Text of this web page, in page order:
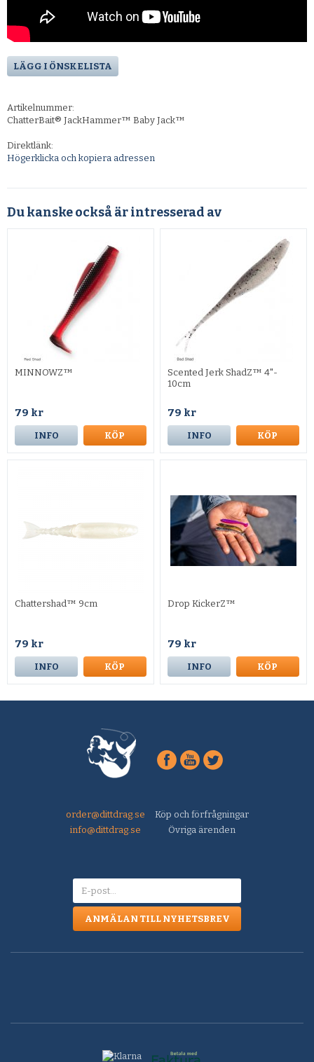
LÄGG I ÖNSKELISTA
Artikelnummer:
ChatterBait® JackHammer™ Baby Jack™
Direktlänk:
Högerklicka och kopiera adressen
Du kanske också är intresserad av
MINNOWZ™
79 kr
INFO KÖP
Scented Jerk ShadZ™ 4"-
10cm
79 kr
INFO KÖP
Chattershad™ 9cm
79 kr
INFO KÖP
Drop KickerZ™
79 kr
INFO KÖP
order@dittdrag.se
Köp och förfrågningar
info@dittdrag.se
Övriga ärenden
ANMÄLAN TILL NYHETSBREV